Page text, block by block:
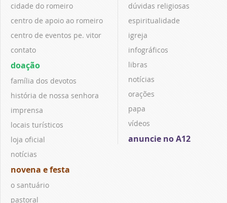
cidade do romeiro
centro de apoio ao romeiro
centro de eventos pe. vitor
contato
doação
família dos devotos
história de nossa senhora
imprensa
locais turísticos
loja oficial
notícias
novena e festa
o santuário
pastoral
dúvidas religiosas
espiritualidade
igreja
infográficos
libras
notícias
orações
papa
vídeos
anuncie no A12